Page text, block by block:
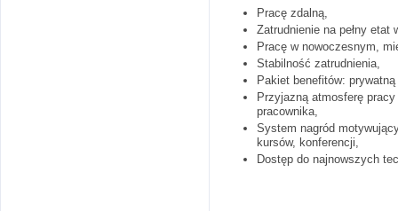
Pracę zdalną,
Zatrudnienie na pełny
Pracę w nowoczesnym,
Stabilność zatrudnienia,
Pakiet benefitów:
Przyjazną atmosferę
pracownika,
System nagród
kursów, konferencji,
Dostęp do najnowszych